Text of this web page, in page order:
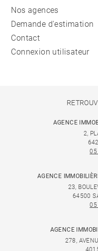
Nos agences
Demande d'estimation
Contact
Connexion utilisateur
AGENCE
2,
05
AGENCE
23,
64500
05
AGENCE
278,